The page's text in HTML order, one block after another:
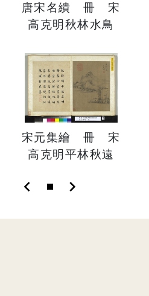
唐宋名繢 冊 宋
高克明秋林水鳥
宋元集繪 冊 宋
高克明平林秋遠
chevron_left chevron_right